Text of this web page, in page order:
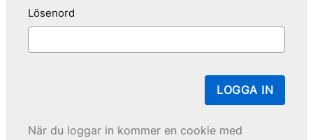
Lösenord
LOGGA IN
När du loggar in kommer en cookie med